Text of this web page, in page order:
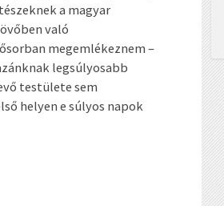
a magyar
való
megemlékeznem –
legsúlyosabb
testülete sem
helyen e súlyos napok